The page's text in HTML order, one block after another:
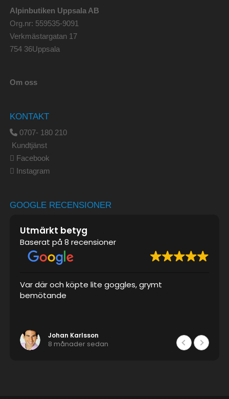
Alpinbutiken Uppsala AB
Org.nr: 559535-9091
Verkmästargatan 17
754 36Uppsala
Om oss
KONTAKT
0707- 180 210
Kundtjänst
Facebook
Instagram
GOOGLE RECENSIONER
Utmärkt betyg
Baserat på 8 recensioner
Var där och köpte lite goggles, grymt
bemötande
Johan Karlsson
8 månader sedan